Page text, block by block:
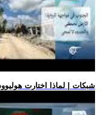
.. شبكات | لماذا اختارت